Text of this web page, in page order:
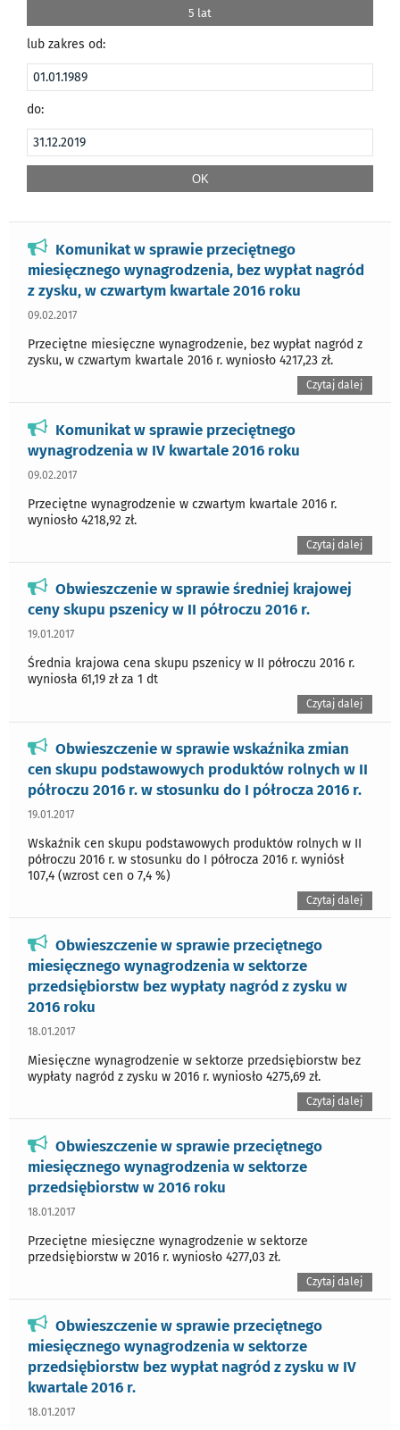
5 lat
lub zakres od:
do:
Komunikat w sprawie przeciętnego
miesięcznego wynagrodzenia, bez wypłat nagród
z zysku, w czwartym kwartale 2016 roku
09.02.2017
Przeciętne miesięczne wynagrodzenie, bez wypłat nagród z
zysku, w czwartym kwartale 2016 r. wyniosło 4217,23 zł.
Czytaj dalej
Komunikat w sprawie przeciętnego
wynagrodzenia w IV kwartale 2016 roku
09.02.2017
Przeciętne wynagrodzenie w czwartym kwartale 2016 r.
wyniosło 4218,92 zł.
Czytaj dalej
Obwieszczenie w sprawie średniej krajowej
ceny skupu pszenicy w II półroczu 2016 r.
19.01.2017
Średnia krajowa cena skupu pszenicy w II półroczu 2016 r.
wyniosła 61,19 zł za 1 dt
Czytaj dalej
Obwieszczenie w sprawie wskaźnika zmian
cen skupu podstawowych produktów rolnych w II
półroczu 2016 r. w stosunku do I półrocza 2016 r.
19.01.2017
Wskaźnik cen skupu podstawowych produktów rolnych w II
półroczu 2016 r. w stosunku do I półrocza 2016 r. wyniósł
107,4 (wzrost cen o 7,4 %)
Czytaj dalej
Obwieszczenie w sprawie przeciętnego
miesięcznego wynagrodzenia w sektorze
przedsiębiorstw bez wypłaty nagród z zysku w
2016 roku
18.01.2017
Miesięczne wynagrodzenie w sektorze przedsiębiorstw bez
wypłaty nagród z zysku w 2016 r. wyniosło 4275,69 zł.
Czytaj dalej
Obwieszczenie w sprawie przeciętnego
miesięcznego wynagrodzenia w sektorze
przedsiębiorstw w 2016 roku
18.01.2017
Przeciętne miesięczne wynagrodzenie w sektorze
przedsiębiorstw w 2016 r. wyniosło 4277,03 zł.
Czytaj dalej
Obwieszczenie w sprawie przeciętnego
miesięcznego wynagrodzenia w sektorze
przedsiębiorstw bez wypłat nagród z zysku w IV
kwartale 2016 r.
18.01.2017